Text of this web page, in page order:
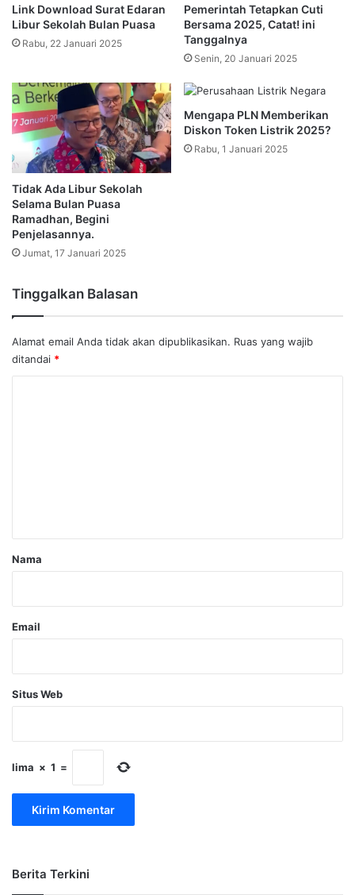
Link Download Surat Edaran
Libur Sekolah Bulan Puasa
Rabu, 22 Januari 2025
Pemerintah Tetapkan Cuti
Bersama 2025, Catat! ini
Tanggalnya
Senin, 20 Januari 2025
Tidak Ada Libur Sekolah
Selama Bulan Puasa
Ramadhan, Begini
Penjelasannya.
Jumat, 17 Januari 2025
Mengapa PLN Memberikan
Diskon Token Listrik 2025?
Rabu, 1 Januari 2025
Tinggalkan Balasan
Alamat email Anda tidak akan dipublikasikan. Ruas yang wajib
ditandai *
rNama
Email
Situs Web
lima × 1 =
Berita Terkini